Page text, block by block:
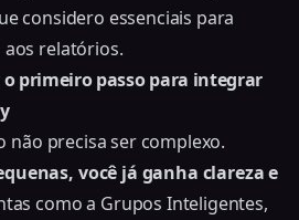
considero essenciais para
aos relatórios.
o primeiro passo para integrar
não precisa ser complexo.
você já ganha clareza e
como a Grupos Inteligentes,